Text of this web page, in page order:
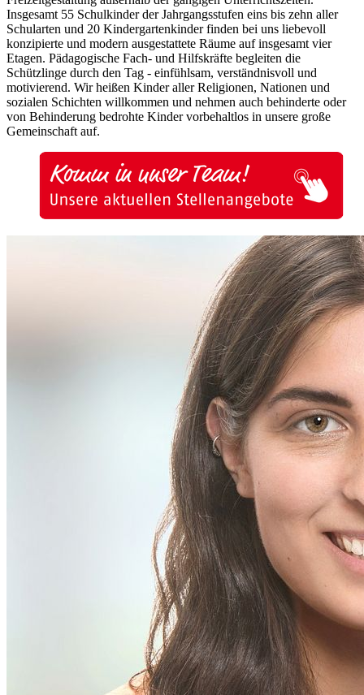
Insgesamt 55 Schulkinder der Jahrgangsstufen eins bis zehn aller
Schularten und 20 Kindergartenkinder finden bei uns liebevoll
konzipierte und modern ausgestattete Räume auf insgesamt vier
Etagen. Pädagogische Fach- und Hilfskräfte begleiten die
Schützlinge durch den Tag - einfühlsam, verständnisvoll und
motivierend. Wir heißen Kinder aller Religionen, Nationen und
sozialen Schichten willkommen und nehmen auch behinderte oder
von Behinderung bedrohte Kinder vorbehaltlos in unsere große
Gemeinschaft auf.